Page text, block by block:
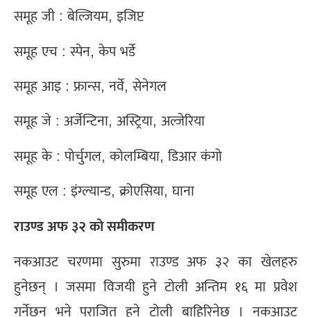
समूह जी : बेल्जियम, इजिप्ट
समूह एच : स्पेन, केप भर्डे
समूह आइ : फ्रान्स, नर्वे, सेनेगल
समूह जे : अर्जेन्टिना, अस्ट्रिया, अल्जेरिया
समूह के : पोर्चुगल, कोलम्बिया, डिआर कंगो
समूह एल : इंग्ल्यान्ड, क्रोएसिया, घाना
राउण्ड अफ ३२ को समीकरण
नकआउट चरणमा सुरुमा राउण्ड अफ ३२ का खेलहरु
हुनेछन् । जसमा विजयी हुने टोली अन्तिम १६ मा प्रवेश
गर्नेछन् भने पराजित हुने टोली बाहिरिनेछ । नकआउट